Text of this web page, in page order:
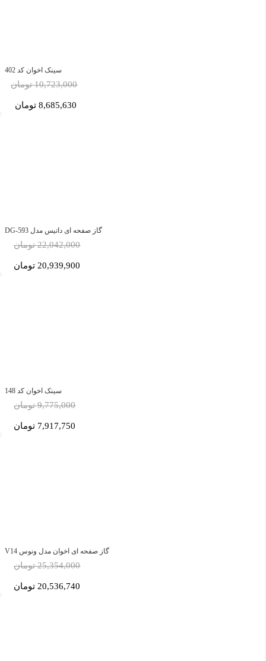
سینک اخوان کد 402
10,723,000 تومان
8,685,630 تومان
گاز صفحه ای داتیس مدل DG-593
22,042,000 تومان
20,939,900 تومان
سینک اخوان کد 148
9,775,000 تومان
7,917,750 تومان
گاز صفحه ای اخوان مدل ونوس V14
25,354,000 تومان
20,536,740 تومان